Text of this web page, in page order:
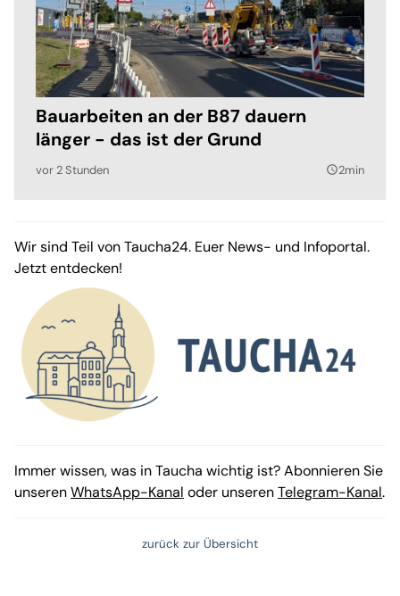
Bauarbeiten an der B87 dauern
länger - das ist der Grund
vor 2 Stunden query_builder2min
Wir sind Teil von Taucha24. Euer News- und Infoportal.
Jetzt entdecken!
Immer wissen, was in Taucha wichtig ist? Abonnieren Sie
unserenWhatsApp-Kanal oder unserenTelegram-Kanal.
zurück zur Übersicht